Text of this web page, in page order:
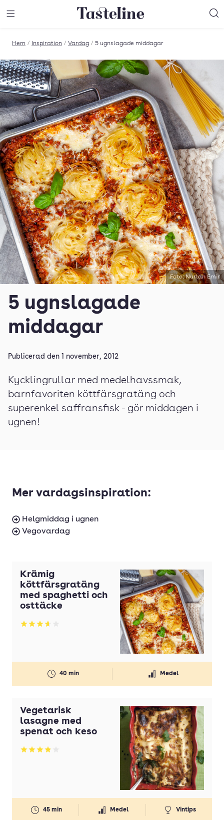
Till Tastelines startsida
Hem / Inspiration / Vardag / 5 ugnslagade middagar
Foto: Nurlan Emir
5 ugnslagade
middagar
Publicerad den 1 november, 2012
Kycklingrullar med medelhavssmak,
barnfavoriten köttfärsgratäng och
superenkel saffransfisk - gör middagen i
ugnen!
Mer vardagsinspiration:
Helgmiddag i ugnen
Vegovardag
Krämig
köttfärsgratäng
med spaghetti och
osttäcke
Betyg: 3.65 av 5
40 min Medel
Vegetarisk
lasagne med
spenat och keso
Betyg: 3.87 av 5
45 min Medel Vintips